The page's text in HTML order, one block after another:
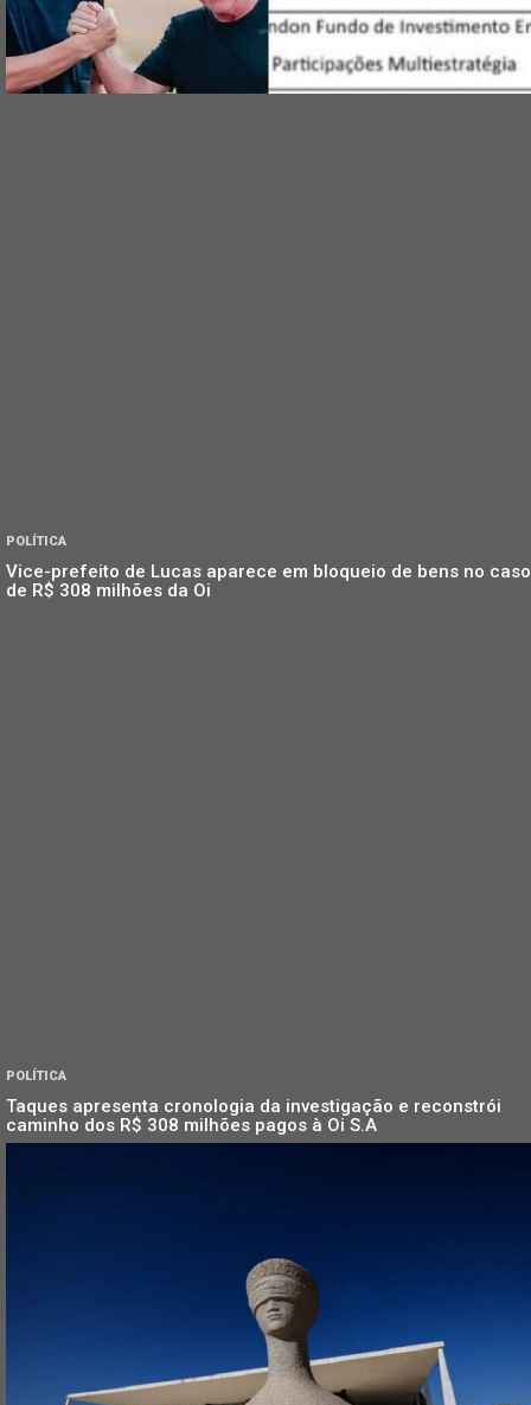
POLÍTICA
Vice-prefeito de Lucas aparece em bloqueio de bens no caso
de R$ 308 milhões da Oi
POLÍTICA
Taques apresenta cronologia da investigação e reconstrói
caminho dos R$ 308 milhões pagos à Oi S.A